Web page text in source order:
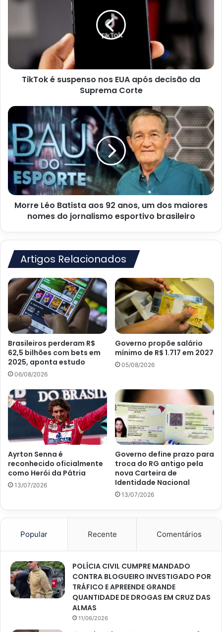
suspenso
após
Suprema
CorteTikTok é suspenso nos EUA após decisão da
Suprema Corte
Morre
Batista
aos
92
anos,
um
dos
maiores
nomes
Morre Léo Batista aos 92 anos, um dos maiores
nomes do jornalismo esportivo brasileiro
Artigos Relacionados
Brasileiros perderam R$
62,5 bilhões com bets em
2025, aponta estudo
06/08/2026
Governo propõe salário
mínimo de R$ 1.717 em 2027
05/08/2026
Ayrton Senna é
reconhecido oficialmente
como Herói da Pátria
13/07/2026
Governo define prazo para
troca do RG antigo pela
nova Carteira de
Identidade Nacional
13/07/2026
Popular Recente Comentários
POLÍCIA CIVIL CUMPRE MANDADO
CONTRA BLOGUEIRO INVESTIGADO POR
TRÁFICO E APREENDE GRANDE
QUANTIDADE DE DROGAS EM CRUZ DAS
ALMAS
11/06/2026